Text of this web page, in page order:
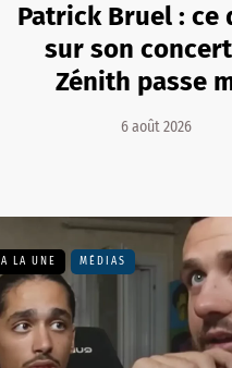
Patrick Bruel : ce
sur son
Zénith passe
6 août 2026
A LA UNE MÉDIAS